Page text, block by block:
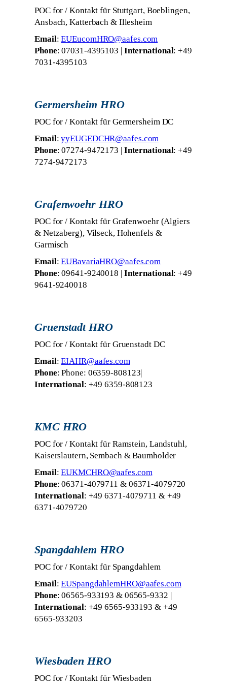
POC for / Kontakt für Stuttgart, Boeblingen,
Ansbach, Katterbach & Illesheim
Email:EUEucomHRO@aafes.com
Phone: 07031-4395103 | International: +49
7031-4395103
Germersheim HRO
POC for / Kontakt für Germersheim DC
Email:yyEUGEDCHR@aafes.com
Phone: 07274-9472173 | International: +49
7274-9472173
Grafenwoehr HRO
POC for / Kontakt für Grafenwoehr (Algiers
& Netzaberg), Vilseck, Hohenfels &
Garmisch
Email:EUBavariaHRO@aafes.com
Phone: 09641-9240018 | International: +49
9641-9240018
Gruenstadt HRO
POC for / Kontakt für Gruenstadt DC
Email:EIAHR@aafes.com
Phone: Phone: 06359-808123|
International: +49 6359-808123
KMC HRO
POC for / Kontakt für Ramstein, Landstuhl,
Kaiserslautern, Sembach & Baumholder
Email:EUKMCHRO@aafes.com
Phone: 06371-4079711 & 06371-4079720
International: +49 6371-4079711 & +49
6371-4079720
Spangdahlem HRO
POC for / Kontakt für Spangdahlem
Email:EUSpangdahlemHRO@aafes.com
Phone: 06565-933193 & 06565-9332 |
International: +49 6565-933193 & +49
6565-933203
Wiesbaden HRO
POC for / Kontakt für Wiesbaden